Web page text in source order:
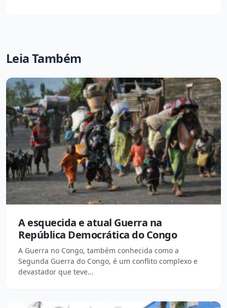
Leia Também
A esquecida e atual Guerra na
República Democrática do Congo
A Guerra no Congo, também conhecida como a
Segunda Guerra do Congo, é um conflito complexo e
devastador que teve...